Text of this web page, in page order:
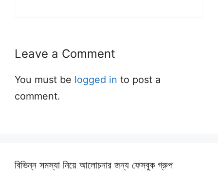
Leave a Comment
You must be logged in to post a
comment.
বিভিন্ন সমস্যা নিয়ে আলোচনার জন্য ফেসবুক গ্রুপ